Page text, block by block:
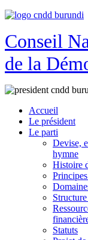
Conseil
de la
Accueil
Le président
Le parti
Devise,
hymne
Histoire
Statuts